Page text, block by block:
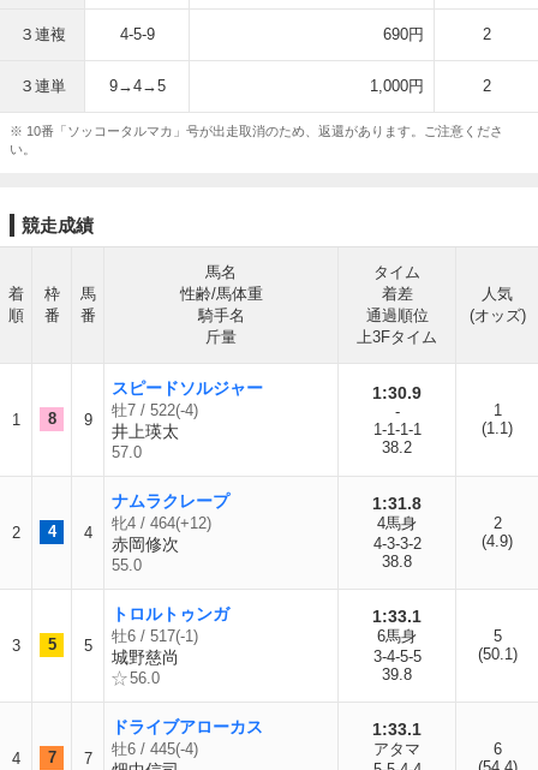
３連複 4-5-9 690円 2
３連単 9→4→5 1,000円 2
※ 10番「ソッコータルマカ」号が出走取消のため、返還があります。ご注意くださ
い。
競走成績
着
順
枠
番
馬
番
馬名
性齢/馬体重
騎手名
斤量
タイム
着差
通過順位
上3Fタイム
人気
(オッズ)
1 8 9
スピードソルジャー
牡7 / 522(-4)
井上瑛太
57.0
1:30.9
-
1-1-1-1
38.2
1
(1.1)
2 4 4
ナムラクレープ
牝4 / 464(+12)
赤岡修次
55.0
1:31.8
4馬身
4-3-3-2
38.8
2
(4.9)
3 5 5
トロルトゥンガ
牡6 / 517(-1)
城野慈尚
56.0
1:33.1
6馬身
3-4-5-5
39.8
5
(50.1)
4 7 7
ドライブアローカス
牡6 / 445(-4)
1:33.1
アタマ
6